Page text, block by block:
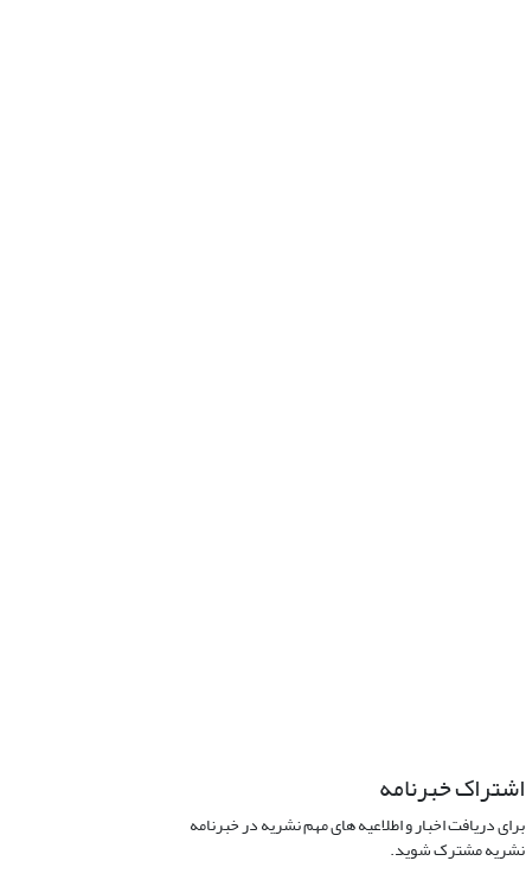
اشتراک خبرنامه
برای دریافت اخبار و اطلاعیه های مهم نشریه در خبرنامه
نشریه مشترک شوید.